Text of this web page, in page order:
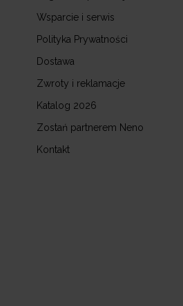
Wsparcie i serwis
Polityka Prywatności
Dostawa
Zwroty i reklamacje
Katalog 2026
Zostań partnerem Neno
Kontakt